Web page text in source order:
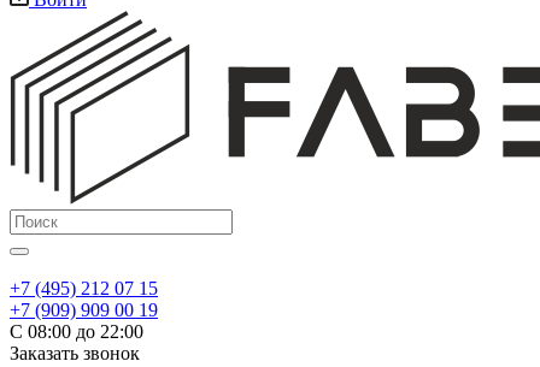
+7 (495) 212 07 15
+7 (909) 909 00 19
С 08:00 до 22:00
Заказать звонок